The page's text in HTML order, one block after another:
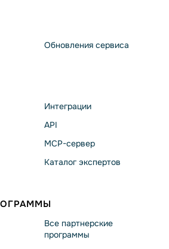
Обновления сервиса
Интеграции
API
MCP-сервер
Каталог экспертов
Все партнерские
программы